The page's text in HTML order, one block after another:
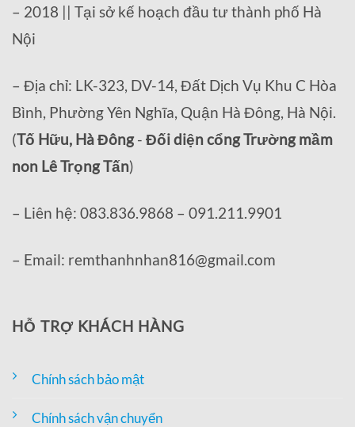
– 2018 || Tại sở kế hoạch đầu tư thành phố Hà
Nội
– Địa chỉ: LK-323, DV-14, Đất Dịch Vụ Khu C Hòa
Bình, Phường Yên Nghĩa, Quận Hà Đông, Hà Nội.
(Tố Hữu, Hà Đông- Đối diện cổng Trường mầm
non Lê Trọng Tấn)
– Liên hệ: 083.836.9868 – 091.211.9901
– Email: remthanhnhan816@gmail.com
HỖ TRỢ KHÁCH HÀNG
Chính sách bảo mật
Chính sách vận chuyển